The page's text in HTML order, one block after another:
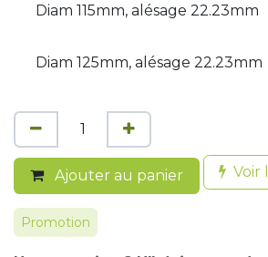
Diam 115mm, alésage 22.23mm
Diam 125mm, alésage 22.23mm
Ajouter au panier Voir
Promotion